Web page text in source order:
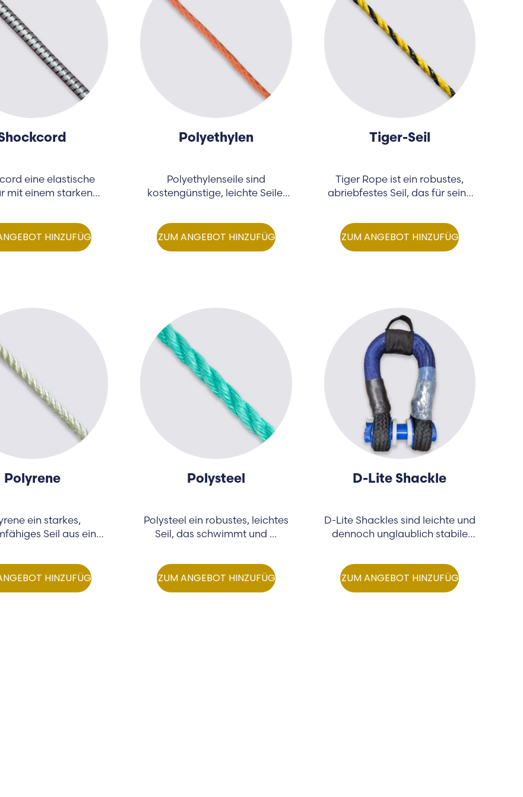
eine elastische
mit einem starken
HINZUFÜGEN
Polyethylen
Polyethylenseile sind
kostengünstige, leichte Seile,
ZUM ANGEBOT HINZUFÜGEN
Tiger-Seil
Tiger Rope ist ein robustes,
abriebfestes Seil, das für seine
ZUM ANGEBOT HINZUFÜGEN
Polyrene
ein starkes,
Seil aus einer
HINZUFÜGEN
Polysteel
Polysteel ein robustes, leichtes
Seil, das schwimmt und ...
ZUM ANGEBOT HINZUFÜGEN
D-Lite Shackle
D-Lite Shackles sind leichte und
dennoch unglaublich stabile
ZUM ANGEBOT HINZUFÜGEN